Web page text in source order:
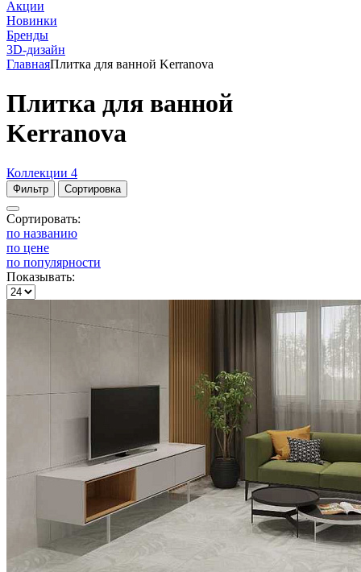
Акции
Новинки
Бренды
3D-дизайн
ГлавнаяПлитка для ванной Kerranova
Плитка для ванной
Kerranova
Коллекции 4
Фильтр Сортировка
Сортировать:
по названию
по цене
по популярности
Показывать: